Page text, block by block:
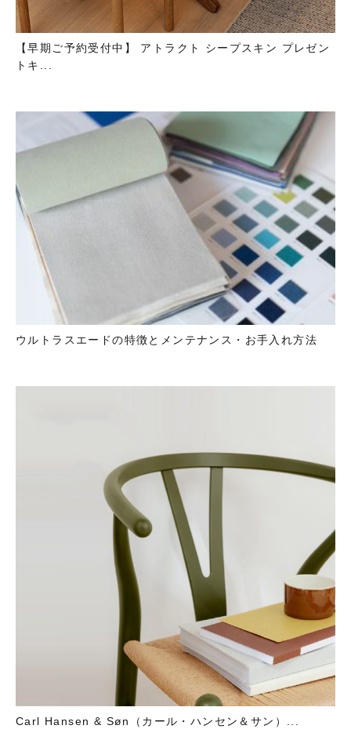
【早期ご予約受付中】 アトラクト シープスキン プレゼン
トキ...
ウルトラスエードの特徴とメンテナンス・お手入れ方法
Carl Hansen & Søn（カール・ハンセン＆サン）...